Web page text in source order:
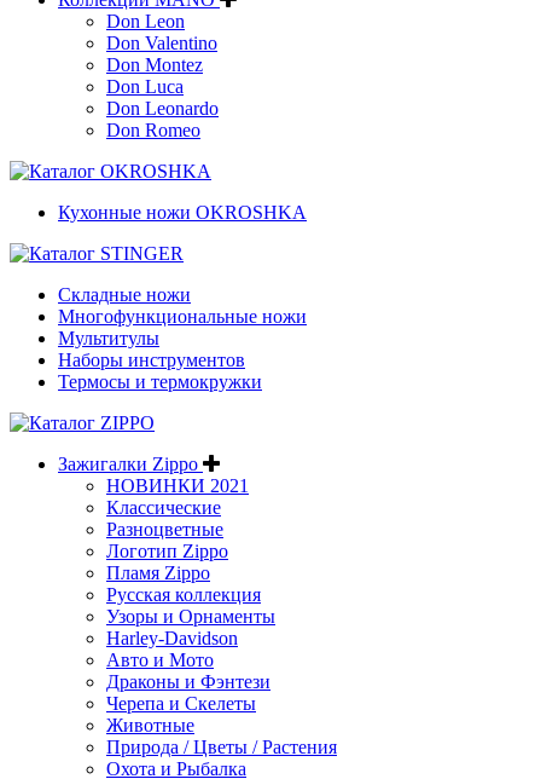
Don Leon
Don Valentino
Don Montez
Don Luca
Don Leonardo
Don Romeo
Кухонные ножи OKROSHKA
Складные ножи
Многофункциональные ножи
Мультитулы
Наборы инструментов
Термосы и термокружки
Зажигалки Zippo
НОВИНКИ 2021
Классические
Разноцветные
Логотип Zippo
Пламя Zippo
Русская коллекция
Узоры и Орнаменты
Harley-Davidson
Авто и Мото
Драконы и Фэнтези
Черепа и Скелеты
Животные
Природа / Цветы / Растения
Охота и Рыбалка